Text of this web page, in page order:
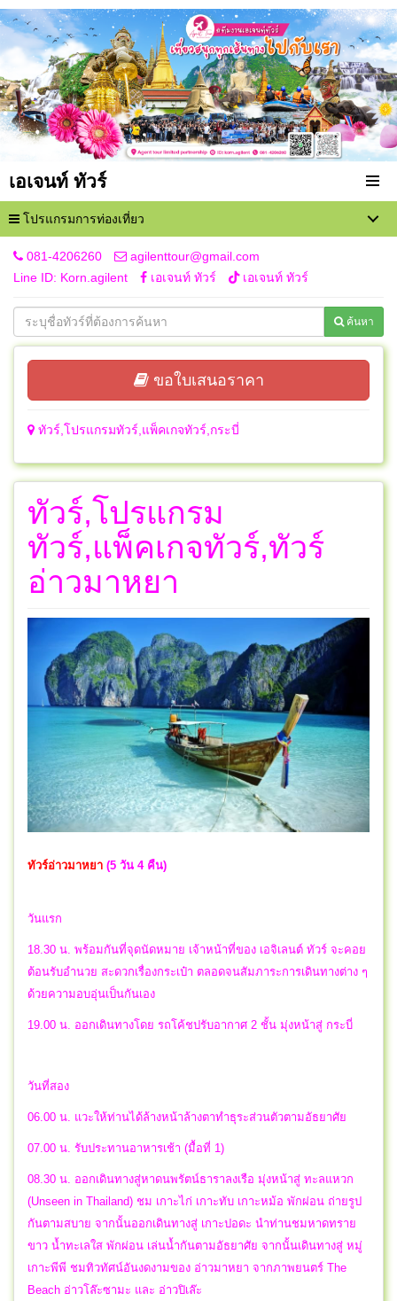
เอเจนท์ ทัวร์
โปรแกรมการท่องเที่ยว
081-4206260
agilenttour@gmail.com
Line ID: Korn.agilent
เอเจนท์ ทัวร์ เอเจนท์ ทัวร์
ค้นหา
ขอใบเสนอราคา
ทัวร์,โปรแกรมทัวร์,แพ็คเกจทัวร์,กระบี่
ทัวร์,โปรแกรม
ทัวร์,แพ็คเกจทัวร์,ทัวร์
อ่าวมาหยา
ทัวร์อ่าวมาหยา (5 วัน 4 คืน)
วันแรก
18.30 น. พร้อมกันที่จุดนัดหมาย เจ้าหน้าที่ของ เอจิเลนต์ ทัวร์ จะคอย
ต้อนรับอำนวย สะดวกเรื่องกระเป๋า ตลอดจนสัมภาระการเดินทางต่าง ๆ
ด้วยความอบอุ่นเป็นกันเอง
19.00 น. ออกเดินทางโดย รถโค้ชปรับอากาศ 2 ชั้น มุ่งหน้าสู่ กระบี่
วันที่สอง
06.00 น. แวะให้ท่านได้ล้างหน้าล้างตาทำธุระส่วนตัวตามอัธยาศัย
07.00 น. รับประทานอาหารเช้า (มื้อที่ 1)
08.30 น. ออกเดินทางสู่หาดนพรัตน์ธาราลงเรือ มุ่งหน้าสู่ ทะลแหวก
(Unseen in Thailand) ชม เกาะไก่ เกาะทับ เกาะหม้อ พักผ่อน ถ่ายรูป
กันตามสบาย จากนั้นออกเดินทางสู่ เกาะปอดะ นำท่านชมหาดทราย
ขาว น้ำทะเลใส พักผ่อน เล่นน้ำกันตามอัธยาศัย จากนั้นเดินทางสู่ หมู่
เกาะพีพี ชมทิวทัศน์อันงดงามของ อ่าวมาหยา จากภาพยนตร์ The
Beach อ่าวโล๊ะซามะ และ อ่าวปิเล๊ะ